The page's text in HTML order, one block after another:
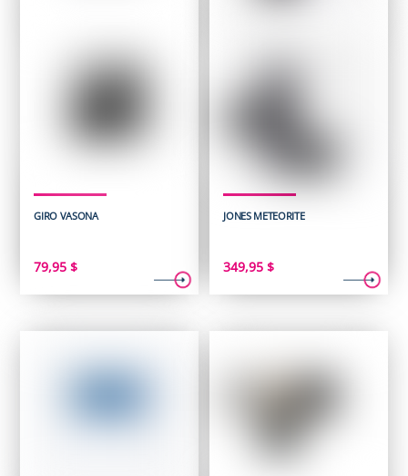
GIRO VASONA
79,95$
JONES METEORITE
349,95$